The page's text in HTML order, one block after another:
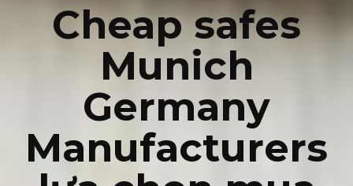
Cheap safes
Munich
Germany
Manufacturers